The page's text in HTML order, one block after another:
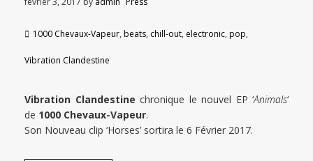
1000 Chevaux-Vapeur, beats, chill-out, electronic, pop,
Vibration Clandestine
Vibration Clandestine chronique le nouvel EP ‘Animals‘
de 1000 Chevaux-Vapeur.
Son Nouveau clip ‘Horses’ sortira le 6 Février 2017.